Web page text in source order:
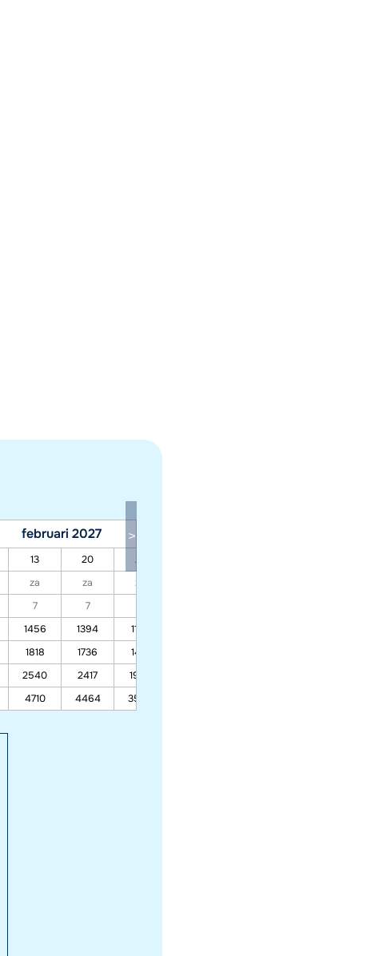
februari 2027
13 20 27
za za za
7 7
1456 1394 1155
1818 1736 1416
2540 2417 1938
4710 4464 3505